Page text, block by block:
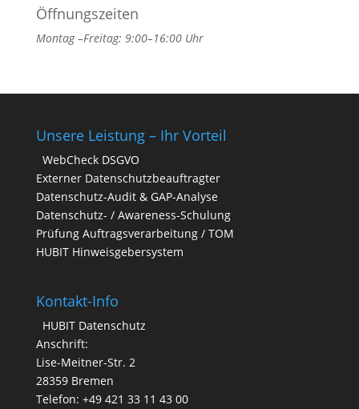
Öffnungszeiten
Montag –Freitag: 9:00–16:00 Uhr
Unsere Leistung – Ihr Vorteil
WebCheck DSGVO
Externer Datenschutzbeauftragter
Datenschutz-Audit & GAP-Analyse
Datenschutz- / Awareness-Schulung
Prüfung Auftragsverarbeitung / TOM
HUBIT Hinweisgebersystem
Kontakt-Info
HUBIT Datenschutz
Anschrift:
Lise-Meitner-Str. 2
28359 Bremen
Telefon: +49 421 33 11 43 00